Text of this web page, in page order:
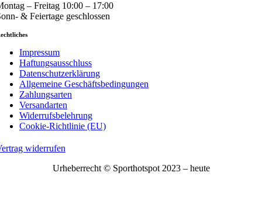
– Freitag 10:00 – 17:00
& Feiertage geschlossen
Impressum
Haftungsausschluss
Datenschutzerklärung
Allgemeine Geschäftsbedingungen
Zahlungsarten
Versandarten
Widerrufsbelehrung
Cookie-Richtlinie (EU)
widerrufen
Urheberrecht © Sporthotspot 2023 – heute